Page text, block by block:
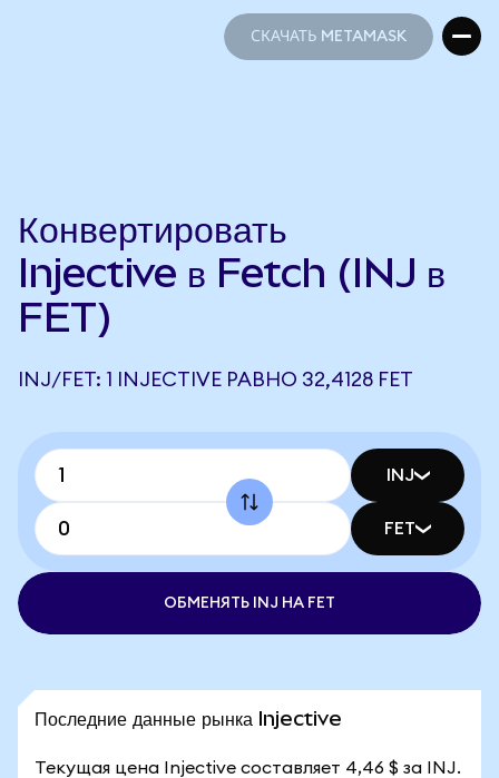
СКАЧАТЬ METAMASK
Конвертировать
Injective в Fetch (INJ в
FET)
INJ/FET: 1 INJECTIVE РАВНО 32,4128 FET
INJ
FET
ОБМЕНЯТЬ INJ НА FET
Последние данные рынка Injective
Текущая цена Injective составляет 4,46 $ за INJ.